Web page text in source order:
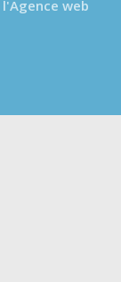
l'Agence web